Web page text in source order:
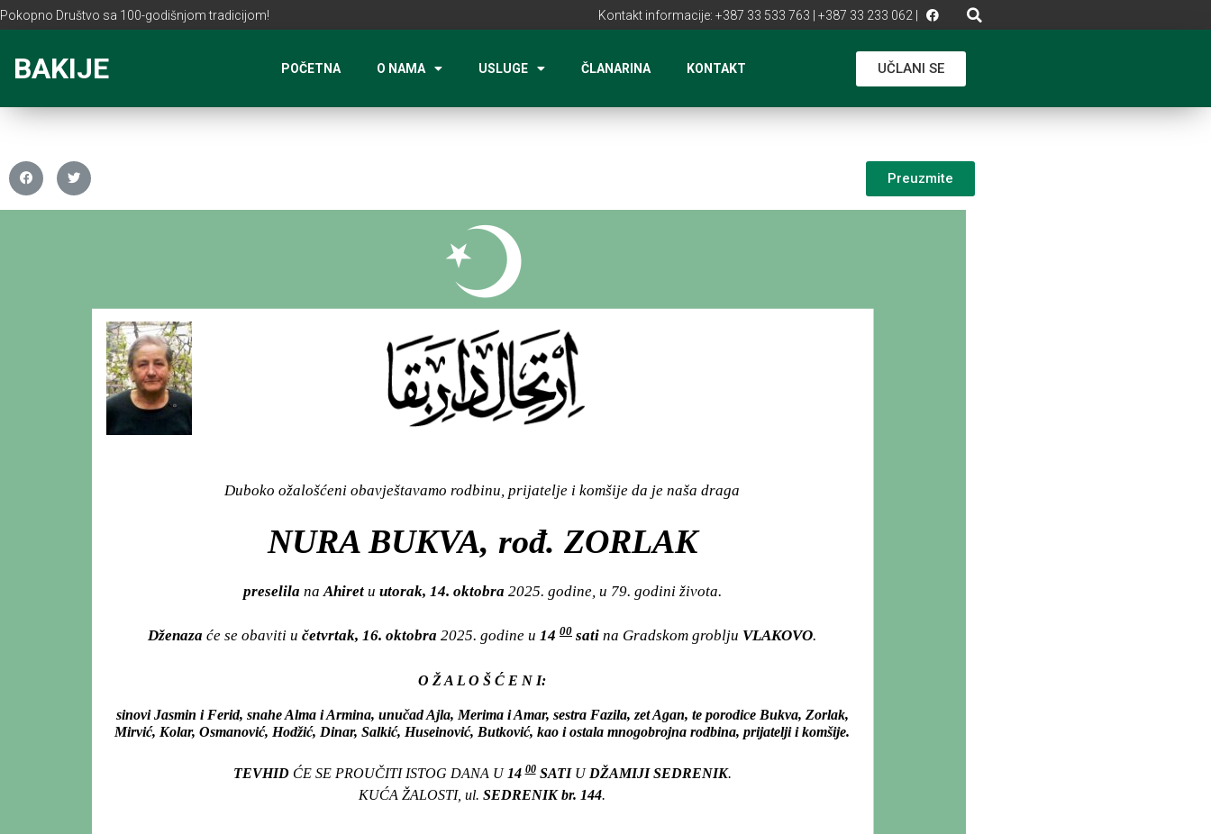
Pokopno Društvo sa 100-godišnjom tradicijom! Kontakt informacije: +387 33 533 763 | +387 33 233 062 |
BAKIJE POČETNA O NAMA USLUGE ČLANARINA KONTAKT UČLANI SE
Preuzmite
Duboko ožalošćeni obavještavamo rodbinu, prijatelje i komšije da je naša draga
NURA BUKVA, rođ. ZORLAK
preselila naAhiret u utorak, 14. oktobra 2025. godine, u 79. godini života.
Dženaza će se obaviti u četvrtak, 16. oktobra 2025. godine u 14 00 sati na Gradskom groblju VLAKOVO.
O Ž A L O Š Ć E N I:
sinovi Jasmin i Ferid, snahe Alma i Armina, unučad Ajla, Merima i Amar, sestra Fazila, zet Agan, te porodice Bukva, Zorlak,
Mirvić, Kolar, Osmanović, Hodžić, Dinar, Salkić, Huseinović, Butković, kao i ostala mnogobrojna rodbina, prijatelji i komšije.
TEVHIDĆE SE PROUČITI ISTOG DANA U 1400SATIU DŽAMIJI SEDRENIK.
KUĆA ŽALOSTI, ul. SEDRENIK br. 144.